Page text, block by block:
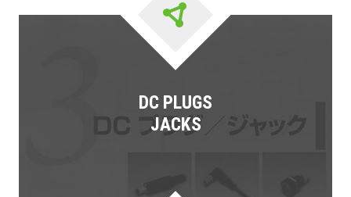
DC PLUGS
JACKS